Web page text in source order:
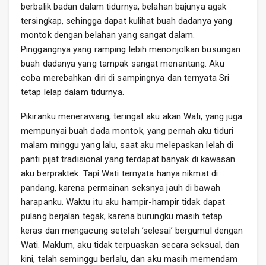
berbalik badan dalam tidurnya, belahan bajunya agak
tersingkap, sehingga dapat kulihat buah dadanya yang
montok dengan belahan yang sangat dalam.
Pinggangnya yang ramping lebih menonjolkan busungan
buah dadanya yang tampak sangat menantang. Aku
coba merebahkan diri di sampingnya dan ternyata Sri
tetap lelap dalam tidurnya.
Pikiranku menerawang, teringat aku akan Wati, yang juga
mempunyai buah dada montok, yang pernah aku tiduri
malam minggu yang lalu, saat aku melepaskan lelah di
panti pijat tradisional yang terdapat banyak di kawasan
aku berpraktek. Tapi Wati ternyata hanya nikmat di
pandang, karena permainan seksnya jauh di bawah
harapanku. Waktu itu aku hampir-hampir tidak dapat
pulang berjalan tegak, karena burungku masih tetap
keras dan mengacung setelah ’selesai’ bergumul dengan
Wati. Maklum, aku tidak terpuaskan secara seksual, dan
kini, telah seminggu berlalu, dan aku masih memendam